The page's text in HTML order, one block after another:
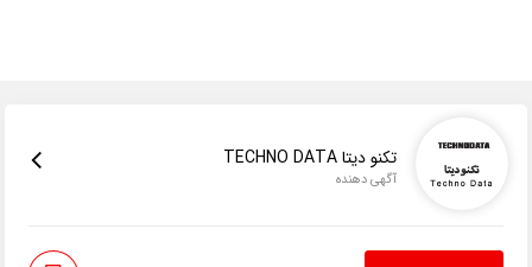
تکنو دیتا TECHNO DATA
آگهی دهنده